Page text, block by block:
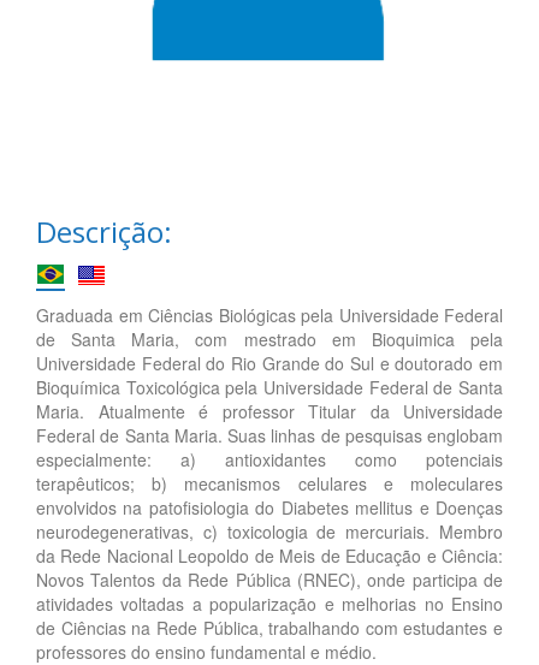
Descrição:
Graduada em Ciências Biológicas pela Universidade Federal
de Santa Maria, com mestrado em Bioquimica pela
Universidade Federal do Rio Grande do Sul e doutorado em
Bioquímica Toxicológica pela Universidade Federal de Santa
Maria. Atualmente é professor Titular da Universidade
Federal de Santa Maria. Suas linhas de pesquisas englobam
especialmente: a) antioxidantes como potenciais
terapêuticos; b) mecanismos celulares e moleculares
envolvidos na patofisiologia do Diabetes mellitus e Doenças
neurodegenerativas, c) toxicologia de mercuriais. Membro
da Rede Nacional Leopoldo de Meis de Educação e Ciência:
Novos Talentos da Rede Pública (RNEC), onde participa de
atividades voltadas a popularização e melhorias no Ensino
de Ciências na Rede Pública, trabalhando com estudantes e
professores do ensino fundamental e médio.